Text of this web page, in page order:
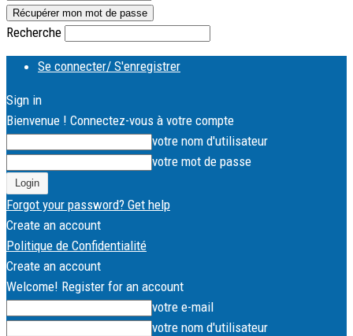
Recherche
Se connecter/ S'enregistrer
Sign in
Bienvenue ! Connectez-vous à votre compte
votre nom d'utilisateur
votre mot de passe
Forgot your password? Get help
Create an account
Politique de Confidentialité
Create an account
Welcome! Register for an account
votre e-mail
votre nom d'utilisateur